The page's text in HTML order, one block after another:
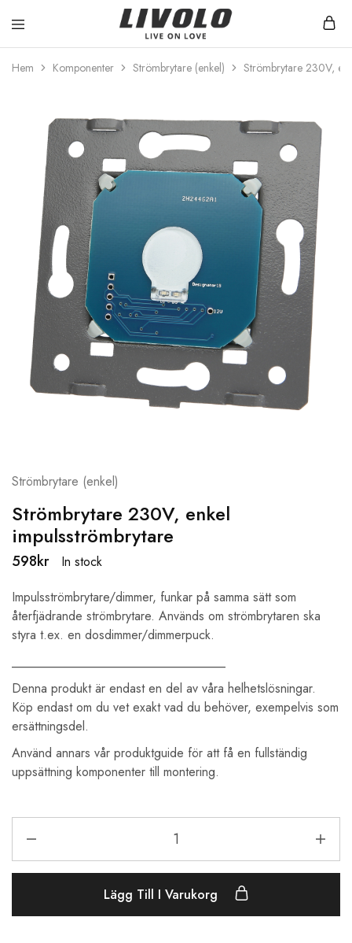
Livolo
Stilren
med
smart
hem
Hem Komponenter Strömbrytare (enkel) Strömbrytare 230V,
Strömbrytare (enkel)
Strömbrytare 230V, enkel
impulsströmbrytare
598kr
In stock
Impulsströmbrytare/dimmer, funkar på samma sätt som
återfjädrande strömbrytare. Används om strömbrytaren ska
styra t.ex. en dosdimmer/dimmerpuck.
Denna produkt är endast en del av våra helhetslösningar.
Köp endast om du vet exakt vad du behöver, exempelvis som
ersättningsdel.
Använd annars vår produktguide för att få en fullständig
uppsättning komponenter till montering.
Lägg Till I Varukorg